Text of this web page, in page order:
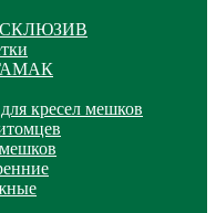
кресел мешков